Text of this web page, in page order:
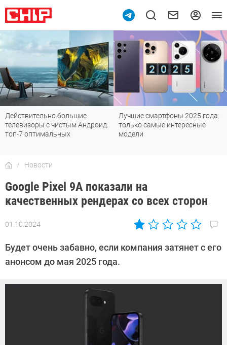
Действительно большие
телевизоры с чистым Андроид:
топ-7 оптимальных
Лучшие смартфоны 2025 года:
только самые интересные
модели
Новости
Google Pixel 9A показали на
качественных рендерах со всех сторон
01.10.2024
Автор:
Довлатова
Будет очень забавно, если компания затянет с его
анонсом до мая 2025 года.